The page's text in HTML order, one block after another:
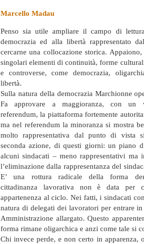
Marcello Madau
Penso sia utile ampliare il campo di
democrazia ed alla libertà rappresentato
cercarne una collocazione storica.
singolari elementi di continuità, forme
e controverse, come democrazia,
libertà.
Sulla natura della democrazia Marchionne
Fa approvare a maggioranza, con un
referendum, la piattaforma fortemente
ma nel referendum la minoranza si mostra
molto rappresentativa dal punto di vista
seconda azione, di questi giorni: un piano
alcuni sindacati – meno rappresentativi ma
l’eliminazione dalla rappresentanza del
E’ una rottura radicale della forma
cittadinanza lavorativa non è data per
appartenenza al ciclo. Nei fatti, i sindacati
natura di delegati dei lavoratori per entrare
Amministrazione allargato. Questo
forma rimane oligarchica e anzi come tale si
Chi invece perde, e non certo in apparenza,